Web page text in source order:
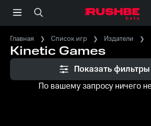
Главная Список игр Издатели
Kinetic Games
Показать фильтры
По вашему запросу ничего